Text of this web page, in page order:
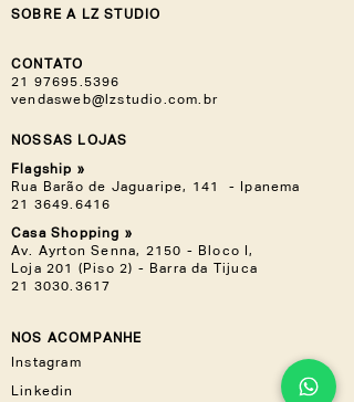
SOBRE A LZ STUDIO
CONTATO
21 97695.5396
vendasweb@lzstudio.com.br
NOSSAS LOJAS
Flagship »
Rua Barão de Jaguaripe, 141 - Ipanema
21 3649.6416
Casa Shopping »
Av. Ayrton Senna, 2150 - Bloco I,
Loja 201 (Piso 2) - Barra da Tijuca
21 3030.3617
NOS ACOMPANHE
Instagram
Linkedin